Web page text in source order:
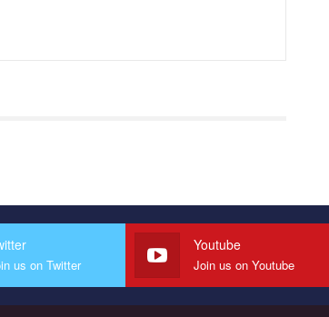
us on Twitter
Youtube
Join us on Youtube